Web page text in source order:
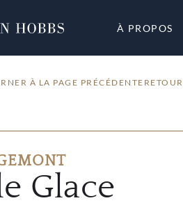
À PROPOS
Glace